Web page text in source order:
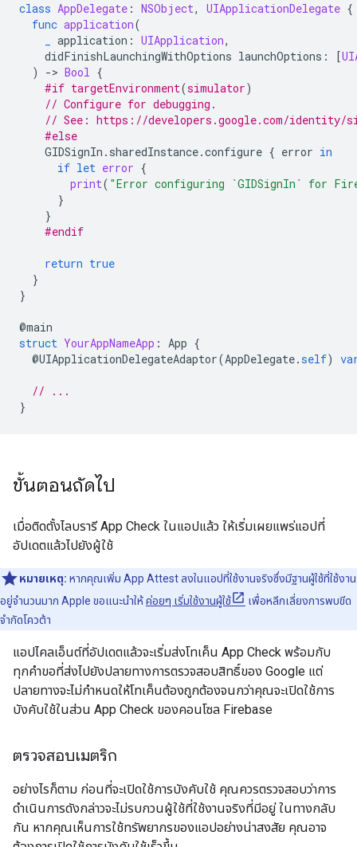
class AppDelegate : NSObject, UIApplicationDelegate {
func application(
application : UIApplication,
didFinishLaunchingWithOptions launchOptions : [
)
-> Bool {
#if targetEnvironment(simulator)
// Configure for debugging.
// See: https://developers.google.com/identity/
#else
GIDSignIn . sharedInstance.configure { error in
if let error {
print( "Error configuring `GIDSignIn` for
}
}
#endif
return true
}
}
@main
struct YourAppNameApp : App {
@UIApplicationDelegateAdaptor(AppDelegate.self)
// ...
}
ขั้นตอนถัดไป
เมื่อติดตั้งไลบรารี App Check ในแอปแล้ว ให้เริ่มเผยแพร่แอปที่
อัปเดตแล้วไปยังผู้ใช้
หมายเหตุ: หากคุณเพิ่ม App Attest ลงในแอปที่ใช้งานจริงซึ่งมีฐานผู้ใช้ที่ใช้งาน
อยู่จำนวนมาก Apple ขอแนะนำให้ค่อยๆ เริ่มใช้งานผู้ใช้
เพื่อหลีกเลี่ยงการพบขีด
จำกัดโควต้า
แอปไคลเอ็นต์ที่อัปเดตแล้วจะเริ่มส่งโทเค็น App Check พร้อมกับ
ทุกคำขอที่ส่งไปยังปลายทางการตรวจสอบสิทธิ์ของ Google แต่
ปลายทางจะไม่กำหนดให้โทเค็นต้องถูกต้องจนกว่าคุณจะเปิดใช้การ
บังคับใช้ในส่วน App Check ของคอนโซล Firebase
ตรวจสอบเมตริก
อย่างไรก็ตาม ก่อนที่จะเปิดใช้การบังคับใช้ คุณควรตรวจสอบว่าการ
ดำเนินการดังกล่าวจะไม่รบกวนผู้ใช้ที่ใช้งานจริงที่มีอยู่ ในทางกลับ
กัน หากคุณเห็นการใช้ทรัพยากรของแอปอย่างน่าสงสัย คุณอาจ